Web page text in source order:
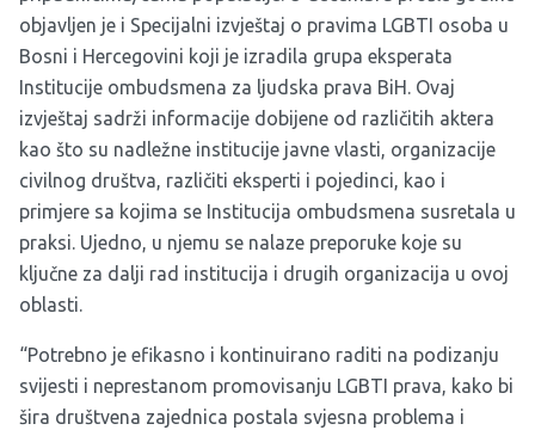
objavljen je i Specijalni izvještaj o pravima LGBTI osoba u
Bosni i Hercegovini koji je izradila grupa eksperata
Institucije ombudsmena za ljudska prava BiH. Ovaj
izvještaj sadrži informacije dobijene od različitih aktera
kao što su nadležne institucije javne vlasti, organizacije
civilnog društva, različiti eksperti i pojedinci, kao i
primjere sa kojima se Institucija ombudsmena susretala u
praksi. Ujedno, u njemu se nalaze preporuke koje su
ključne za dalji rad institucija i drugih organizacija u ovoj
oblasti.
“Potrebno je efikasno i kontinuirano raditi na podizanju
svijesti i neprestanom promovisanju LGBTI prava, kako bi
šira društvena zajednica postala svjesna problema i